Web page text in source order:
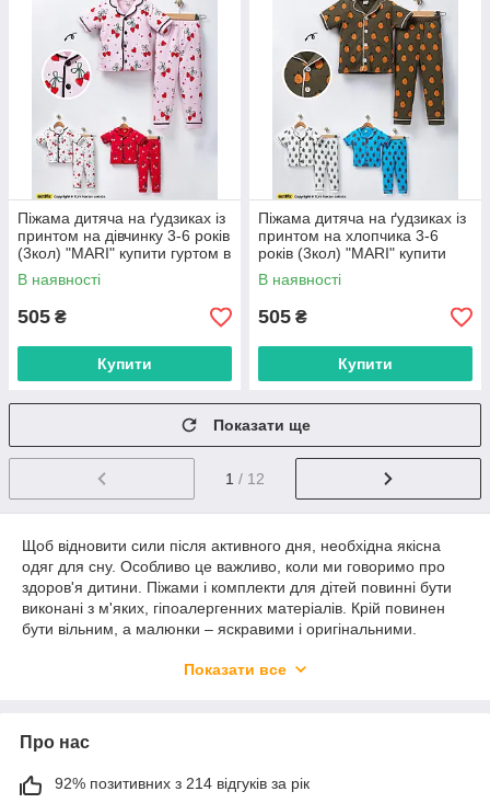
Піжама дитяча на ґудзиках із
принтом на дівчинку 3-6 років
(3кол) "MARI" купити гуртом в
Одесі на 7 км
В наявності
505 ₴
Купити
Піжама дитяча на ґудзиках із
принтом на хлопчика 3-6
років (3кол) "MARI" купити
гуртом в Одесі на 7 км
В наявності
505 ₴
Купити
Показати ще
1 / 12
Щоб відновити сили після активного дня, необхідна якісна
одяг для сну. Особливо це важливо, коли ми говоримо про
здоров'я дитини. Піжами і комплекти для дітей повинні бути
виконані з м'яких, гіпоалергенних матеріалів. Крій повинен
бути вільним, а малюнки – яскравими і оригінальними.
каталозі на опт і в роздріб. Ми пропонуємо товари
найактуальніших моделей і гарантії якості. 7 ALLMARKET
давно зарекомендували себе на ринку.
Показати все
Про нас
92% позитивних з 214 відгуків за рік